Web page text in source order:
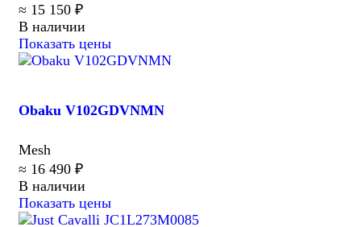
≈ 15 150 ₽
В наличии
Показать цены
Obaku V102GDVNMN
Mesh
≈ 16 490 ₽
В наличии
Показать цены